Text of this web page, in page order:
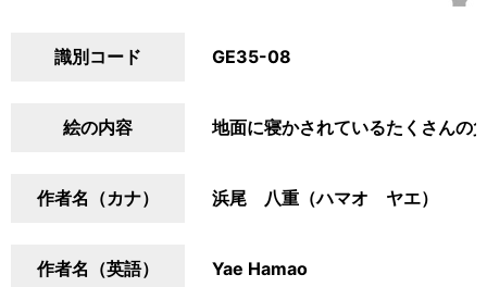
識別コード GE35-08
絵の内容 地面に寝かされているたくさんの
作者名（カナ） 浜尾 八重（ハマオ ヤエ）
作者名（英語） Yae Hamao